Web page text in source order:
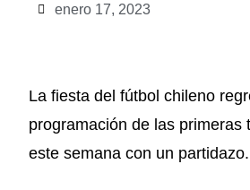
enero 17, 2023
La fiesta del fútbol chileno
programación de las
este semana con un partidazo.